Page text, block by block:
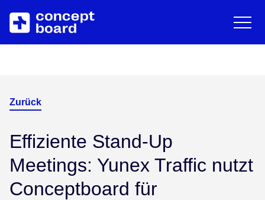
Zum Hauptinhalt springen
Über uns
Downloads/Whitepaper
Zurück
Effiziente Stand-Up
Meetings: Yunex Traffic nutzt
Conceptboard für